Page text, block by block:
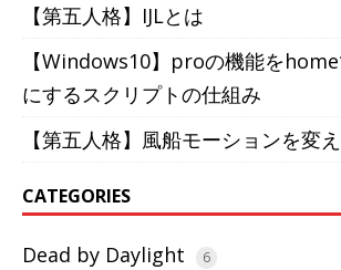
【第五人格】IJLとは
【Windows10】proの機能を
にするスクリプトの仕組み
【第五人格】風船モーションを変
CATEGORIES
Dead by Daylight 6